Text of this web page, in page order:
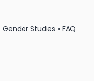
Studies » FAQ